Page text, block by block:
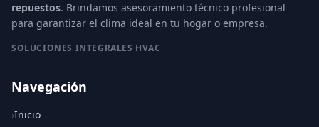
repuestos. Brindamos asesoramiento técnico profesional
para garantizar el clima ideal en tu hogar o empresa.
SOLUCIONES INTEGRALES HVAC
Navegación
›Inicio